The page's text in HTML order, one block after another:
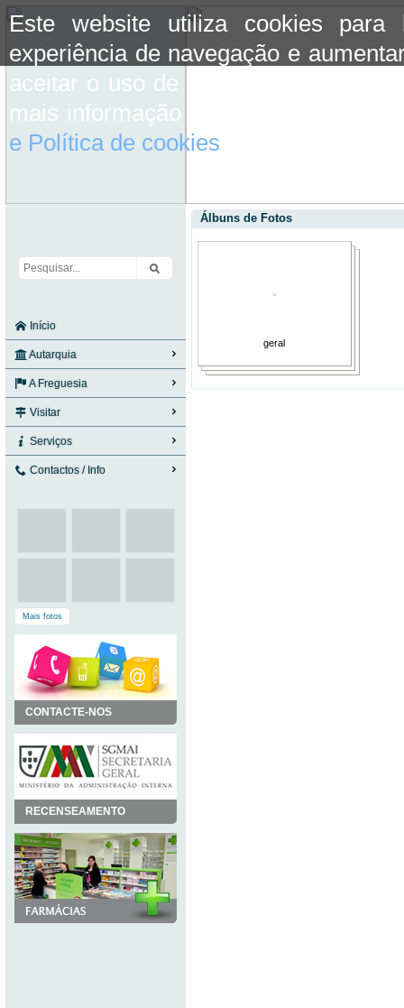
Este website utiliza cookies para
experiência de navegação e
aceitar o uso de cookies basta
mais informação consulte a
e Política de cookies
Início
Autarquia
A Freguesia
Visitar
Serviços
Contactos / Info
Mais fotos
CONTACTE-NOS
RECENSEAMENTO
Álbuns de Fotos
geral